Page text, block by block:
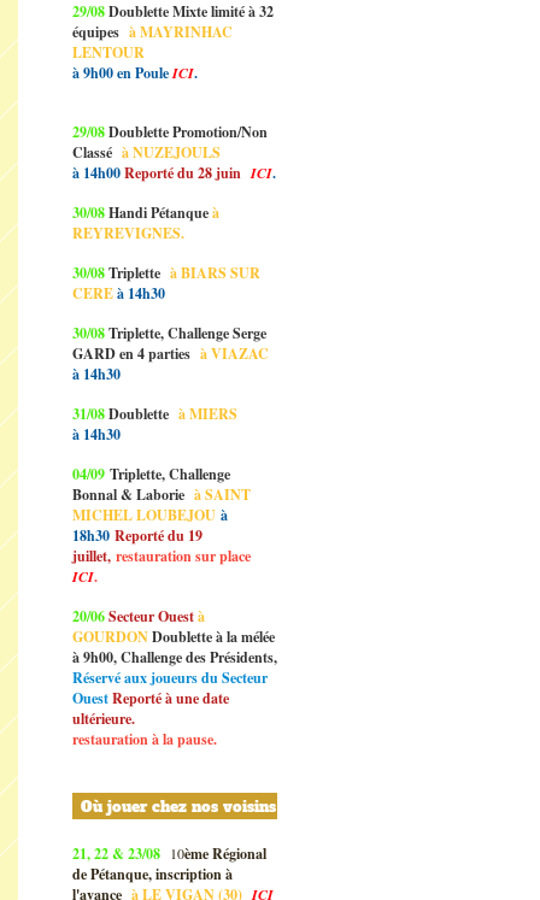
29/08Doublette Mixte limité à 32
équipes à MAYRINHAC
LENTOUR
à 9h00 en PouleICI.
29/08Doublette Promotion/Non
Classé à NUZEJOULS
à 14h00Reporté du 28 juin ICI.
30/08Handi Pétanqueà
REYREVIGNES.
30/08Triplette à BIARS SUR
CEREà 14h30
30/08Triplette, Challenge Serge
GARD en 4 parties à VIAZAC
à 14h30
31/08Doublette à MIERS
à 14h30
04/09 Triplette, Challenge
Bonnal & Laborie à SAINT
MICHEL LOUBEJOU à
18h30 Reporté du 19
juillet, restauration sur place
ICI.
20/06Secteur Ouestà
GOURDONDoublette à la mélée
à 9h00, Challenge des Présidents,
Réservé aux joueurs du Secteur
OuestReporté à une date
ultérieure.
restauration à la pause.
Où jouer chez nos voisins
21, 22 & 23/08 10ème Régional
de Pétanque, inscription à
l'avance àLE VIGAN (30) ICI